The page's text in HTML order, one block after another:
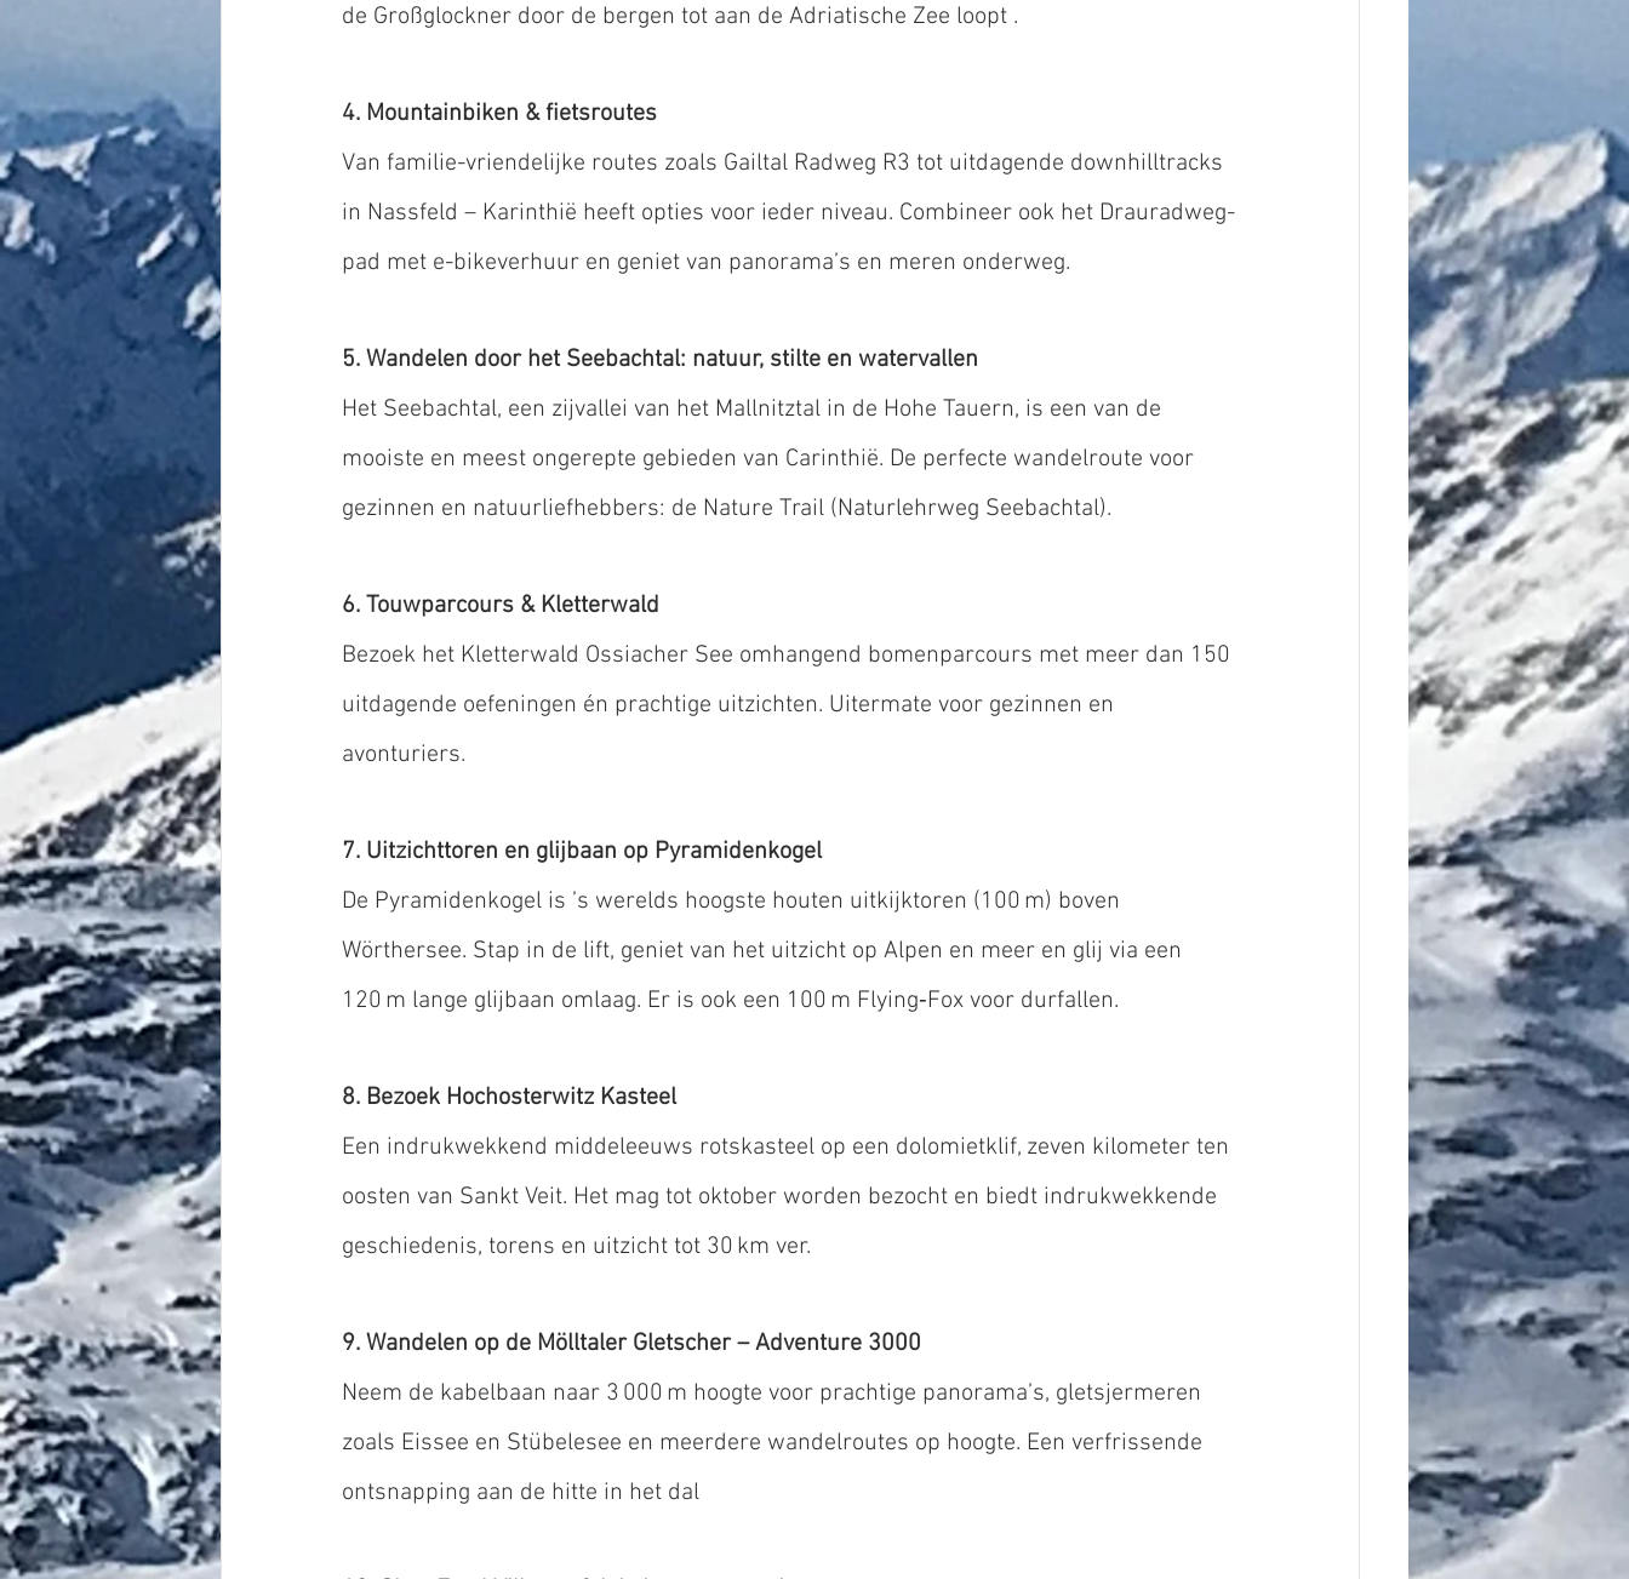
de Großglockner door de bergen tot aan de Adriatische Zee loopt .
4. Mountainbiken & fietsroutes
Van familie-vriendelijke routes zoals Gailtal Radweg R3 tot uitdagende downhilltracks
in Nassfeld – Karinthië heeft opties voor ieder niveau. Combineer ook het Drauradweg-
pad met e-bikeverhuur en geniet van panorama’s en meren onderweg.
5. Wandelen door het Seebachtal: natuur, stilte en watervallen
Het Seebachtal, een zijvallei van het Mallnitztal in de Hohe Tauern, is een van de
mooiste en meest ongerepte gebieden van Carinthië. De perfecte wandelroute voor
gezinnen en natuurliefhebbers: de Nature Trail (Naturlehrweg Seebachtal).
6. Touwparcours & Kletterwald
Bezoek het Kletterwald Ossiacher See omhangend bomenparcours met meer dan 150
uitdagende oefeningen én prachtige uitzichten. Uitermate voor gezinnen en
avonturiers.
7. Uitzichttoren en glijbaan op Pyramidenkogel
De Pyramidenkogel is ’s werelds hoogste houten uitkijktoren (100 m) boven
Wörthersee. Stap in de lift, geniet van het uitzicht op Alpen en meer en glij via een
120 m lange glijbaan omlaag. Er is ook een 100 m Flying‑Fox voor durfallen.
8. Bezoek Hochosterwitz Kasteel
Een indrukwekkend middeleeuws rotskasteel op een dolomietklif, zeven kilometer ten
oosten van Sankt Veit. Het mag tot oktober worden bezocht en biedt indrukwekkende
geschiedenis, torens en uitzicht tot 30 km ver.
9. Wandelen op de Mölltaler Gletscher – Adventure 3000
Neem de kabelbaan naar 3 000 m hoogte voor prachtige panorama’s, gletsjermeren
zoals Eissee en Stübelesee en meerdere wandelroutes op hoogte. Een verfrissende
ontsnapping aan de hitte in het dal